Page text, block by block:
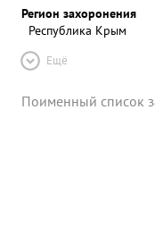
Регион захоронения
Республика Крым
Ещё
Поименный список